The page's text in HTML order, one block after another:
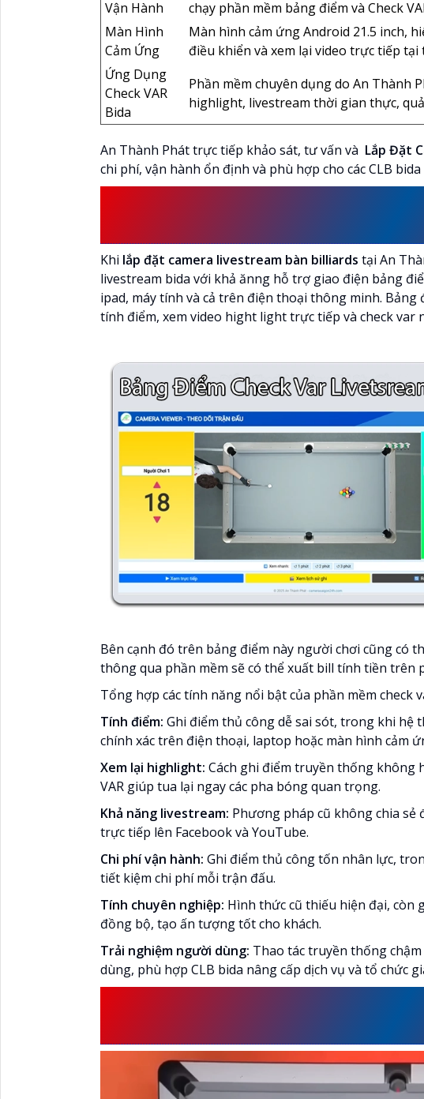
Vận Hành
chạy phần mềm bảng điểm và Check
Màn Hình
Cảm Ứng
Màn hình cảm ứng Android 21.5 inch,
điều khiển và xem lại video trực tiếp tại
Ứng Dụng
Check VAR
Bida
Phần mềm chuyên dụng do An Thành
highlight, livestream thời gian thực,
An Thành Phát trực tiếp khảo sát, tư vấn và Lắp Đặt
chi phí, vận hành ổn định và phù hợp cho các CLB
Khi lắp đặt camera livestream bàn billiards tại An
livestream bida với khả ănng hỗ trợ giao điện bảng
ipad, máy tính và cả trên điện thoại thông minh.
tính điểm, xem video hight light trực tiếp và check var
Bên cạnh đó trên bảng điểm này người chơi cũng có
thông qua phần mềm sẽ có thể xuất bill tính tiền trên
Tổng hợp các tính năng nổi bật của phần mềm check
Tính điểm: Ghi điểm thủ công dễ sai sót, trong khi hệ
chính xác trên điện thoại, laptop hoặc màn hình cảm
Xem lại highlight: Cách ghi điểm truyền thống không
VAR giúp tua lại ngay các pha bóng quan trọng.
Khả năng livestream: Phương pháp cũ không chia
trực tiếp lên Facebook và YouTube.
Chi phí vận hành: Ghi điểm thủ công tốn nhân lực,
tiết kiệm chi phí mỗi trận đấu.
Tính chuyên nghiệp: Hình thức cũ thiếu hiện đại, còn
đồng bộ, tạo ấn tượng tốt cho khách.
Trải nghiệm người dùng: Thao tác truyền thống
dùng, phù hợp CLB bida nâng cấp dịch vụ và tổ chức